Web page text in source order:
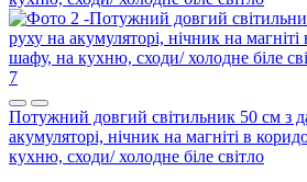
7
Потужний довгий світильник 50 см з
акумуляторі, нічник на магніті в
кухню, сходи/ холодне біле світло